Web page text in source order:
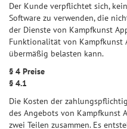
Der Kunde verpflichtet sich,
Software zu verwenden, die
der Dienste von Kampfkunst
Funktionalität von Kampfkunst
übermäßig belasten kann.
§ 4 Preise
§ 4.1
Die Kosten der
des Angebots von Kampfkunst
zwei Teilen zusammen. Es